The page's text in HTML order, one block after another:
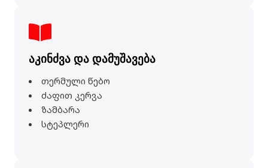
აკინძვა და დამუშავება
თერმული წებო
ძაფით კერვა
ზამბარა
სტეპლერი